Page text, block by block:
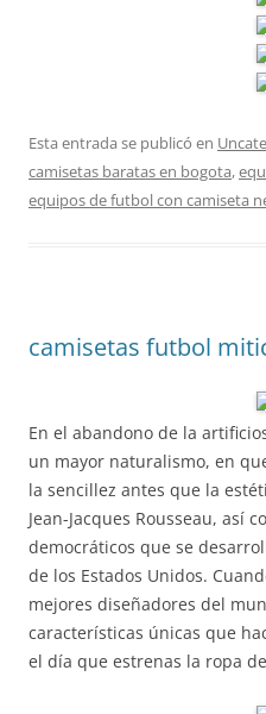
Esta entrada se publicó en
camisetas baratas en bogota,
equipos de futbol con camiseta
camisetas futbol
En el abandono de la
un mayor naturalismo, en
la sencillez antes que la
Jean-Jacques Rousseau, así
democráticos que se
de los Estados Unidos.
mejores diseñadores del
características únicas que
el día que estrenas la ropa